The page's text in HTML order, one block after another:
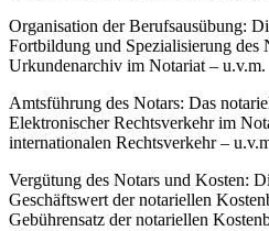
Organisation der Berufsausübung:
Fortbildung und Spezialisierung des
Urkundenarchiv im Notariat – u.v.m.
Amtsführung des Notars: Das
Elektronischer Rechtsverkehr im
internationalen Rechtsverkehr –
Vergütung des Notars und Kosten:
Geschäftswert der notariellen
Gebührensatz der notariellen